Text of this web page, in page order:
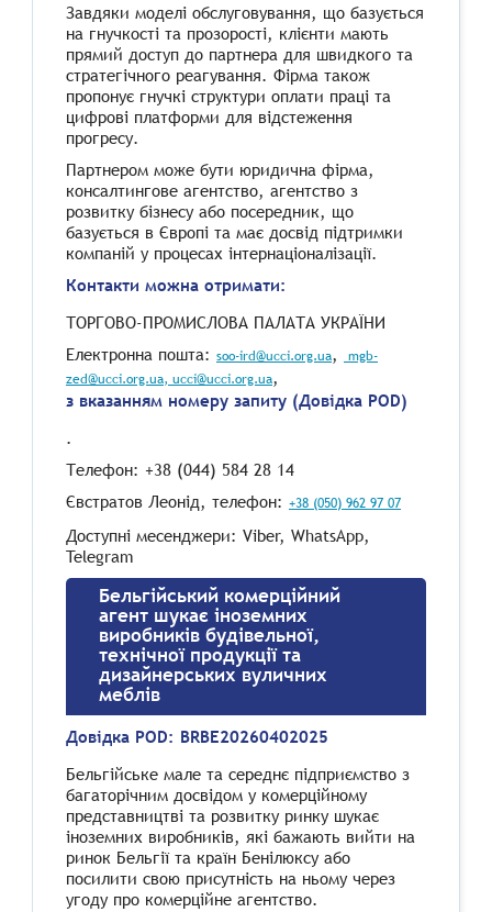
Завдяки моделі обслуговування, що базується
на гнучкості та прозорості, клієнти мають
прямий доступ до партнера для швидкого та
стратегічного реагування. Фірма також
пропонує гнучкі структури оплати праці та
цифрові платформи для відстеження
прогресу.
Партнером може бути юридична фірма,
консалтингове агентство, агентство з
розвитку бізнесу або посередник, що
базується в Європі та має досвід підтримки
компаній у процесах інтернаціоналізації.
Контакти можна отримати:
ТОРГОВО-ПРОМИСЛОВА ПАЛАТА УКРАЇНИ
Електронна пошта: soo-ird@ucci.org.ua,
mgb-
zed@ucci.org.ua, ucci@ucci.org.ua,
з вказанням номеру запиту (Довідка POD)
.
Телефон: +38 (044) 584 28 14
Євстратов Леонід, телефон: +38 (050) 962 97 07
Доступні месенджери: Viber, WhatsApp,
Telegram
Бельгійський комерційний
агент шукає іноземних
виробників будівельної,
технічної продукції та
дизайнерських вуличних
меблів
Довідка POD: BRBE20260402025
Бельгійське мале та середнє підприємство з
багаторічним досвідом у комерційному
представництві та розвитку ринку шукає
іноземних виробників, які бажають вийти на
ринок Бельгії та країн Бенілюксу або
посилити свою присутність на ньому через
угоду про комерційне агентство.